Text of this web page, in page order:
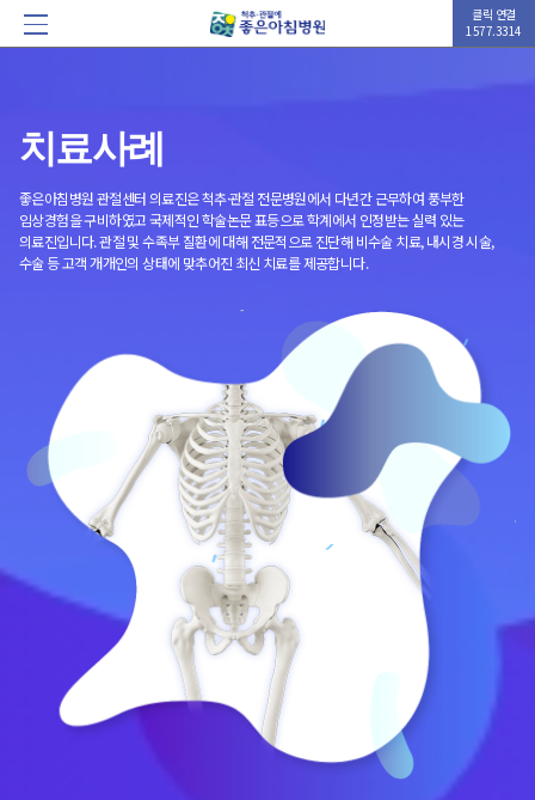
클릭 연결
1577.3314
치료사례
좋은아침병원 관절센터 의료진은 척추·관절 전문병원에서 다년간 근무하여 풍부한
임상경험을 구비하였고 국제적인 학술논문 표등으로 학계에서 인정받는 실력 있는
의료진입니다. 관절 및 수족부 질환에 대해 전문적으로 진단해 비수술 치료, 내시경 시술,
수술 등 고객 개개인의 상태에 맞추어진 최신 치료를 제공합니다.